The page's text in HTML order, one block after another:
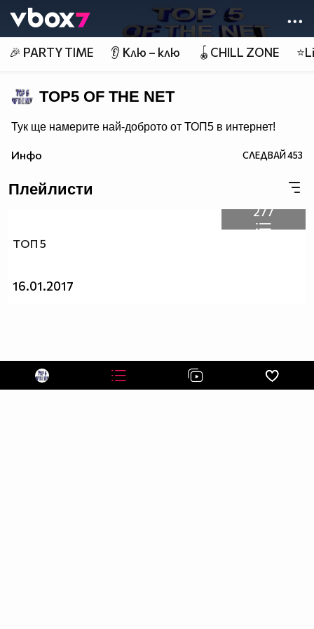
👾
🎉 PARTY TIME 👂 Клю – клю 🪀CHILL ZONE
TOP5 OF THE NET
Тук ще намерите най-доброто от ТОП5 в интернет!
Инфо СЛЕДВАЙ453
Плейлисти
277
ТОП 5
16.01.2017